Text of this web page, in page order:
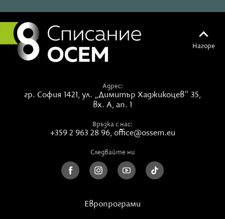
Нагоре
Адрес:
гр. София 1421, ул. „Димитър Хаджикоцев“ 35,
вх. А, ап. 1
Връзка с нас:
+359 2 963 28 96, office@ossem.eu
Следвайте ни
Европрограми